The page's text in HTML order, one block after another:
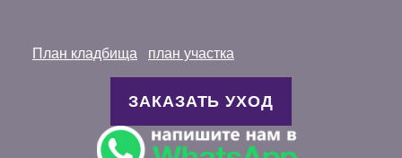
План кладбища план участка
ЗАКАЗАТЬ УХОД